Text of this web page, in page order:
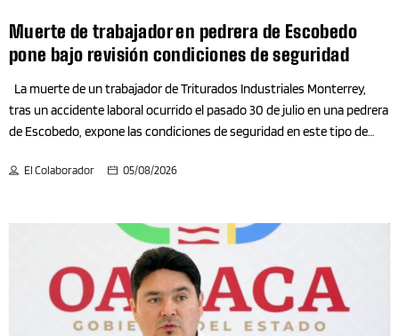
Binacional
Blockchain- criptomonedas
Bolsa
Bricolaje
Muerte de trabajador en pedrera de Escobedo
pone bajo revisión condiciones de seguridad
La muerte de un trabajador de Triturados Industriales Monterrey,
tras un accidente laboral ocurrido el pasado 30 de julio en una pedrera
de Escobedo, expone las condiciones de seguridad en este tipo de
testimonios de trabajadores, el accidente ocurrió al interior de las
metros de altura, sufrió lesiones graves y posteriormente murió en un
hospital. Según la información difundida, empleados que solicitaron el
anonimato señalaron que el trabajador presentó un presunto
traumatismo craneoencefálico y múltiples fracturas. Además,
afirmaron que presuntamente no portaba equipo de protección
El Colaborador 05/08/2026